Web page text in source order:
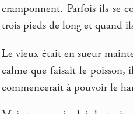
cramponnent. Parfois ils se
trois pieds de long et quand
Le vieux était en sueur
calme que faisait le poisson,
commencerait à pouvoir le